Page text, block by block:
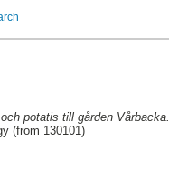
potatis till gården Vårbacka.
(from 130101)